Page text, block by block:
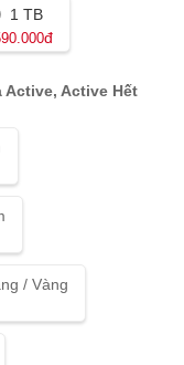
1 TB
đ
Active, Active Hết
/ Vàng